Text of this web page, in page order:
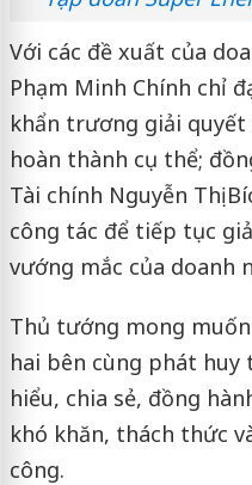
Với các đề xuất của
Phạm Minh Chính chỉ
khẩn trương giải
hoàn thành cụ thể;
Tài chính Nguyễn Thị
công tác để tiếp tục
vướng mắc của doanh
Thủ tướng mong
hai bên cùng phát
hiểu, chia sẻ, đồng
khó khăn, thách thức
công.